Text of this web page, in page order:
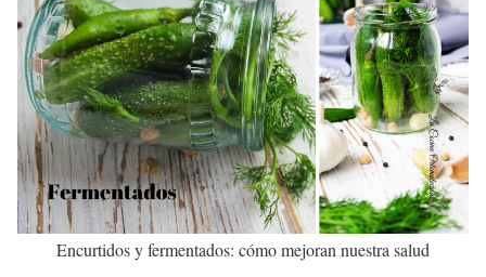
Encurtidos y fermentados: cómo mejoran nuestra salud